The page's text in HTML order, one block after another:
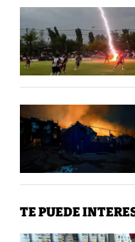
TE PUEDE